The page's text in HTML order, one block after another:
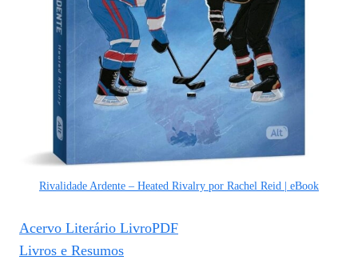
Rivalidade Ardente – Heated Rivalry por Rachel Reid | eBook
Acervo Literário LivroPDF
Livros e Resumos